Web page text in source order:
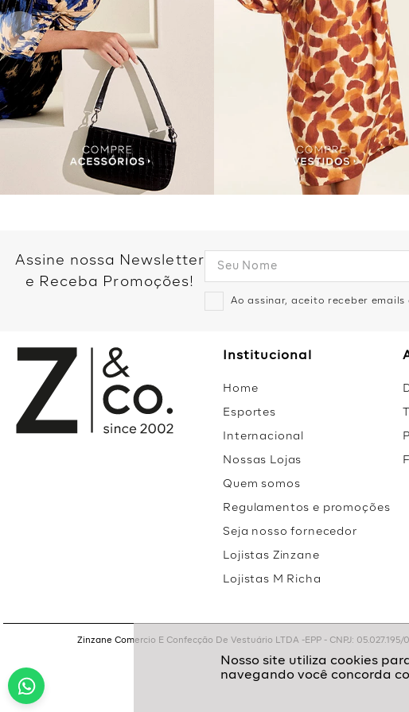
Assine nossa Newsletter
e Receba Promoções!
Ao assinar, aceito receber
Institucional
Home
Esportes
Internacional
Nossas Lojas
Quem somos
Regulamentos e promoções
Seja nosso fornecedor
Lojistas Zinzane
Lojistas M Richa
Zinzane Comercio E Confecção De Vestuário LTDA -EPP - CNPJ: